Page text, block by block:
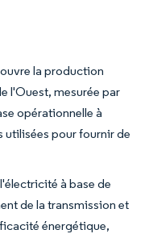
la production
l'Ouest, mesurée par
opérationnelle à
utilisées pour fournir de
à base de
de la transmission et
énergétique,